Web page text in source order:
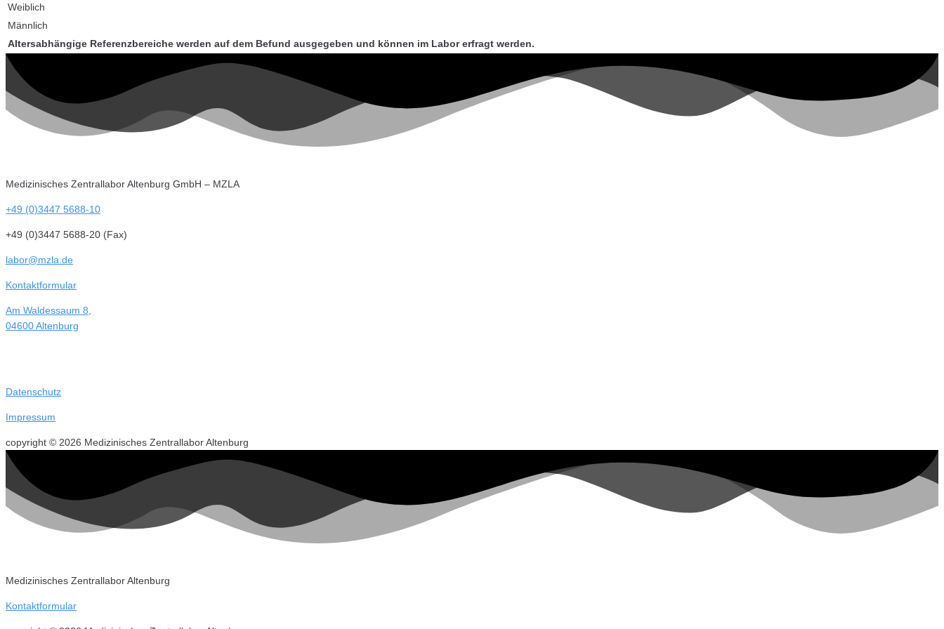
Altersabhängige Referenzbereiche werden auf dem Befund ausgegeben und können im Labor erfragt werden.
Weiblich
Männlich
Medizinisches Zentrallabor Altenburg GmbH – MZLA
+49 (0)3447 5688-10
+49 (0)3447 5688-20 (Fax)
labor@mzla.de
Kontaktformular
Am Waldessaum 8,
04600 Altenburg
Datenschutz
Impressum
copyright © 2026 Medizinisches Zentrallabor Altenburg
Medizinisches Zentrallabor Altenburg
Kontaktformular